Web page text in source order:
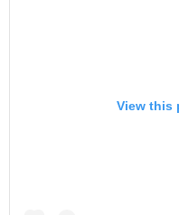
View this